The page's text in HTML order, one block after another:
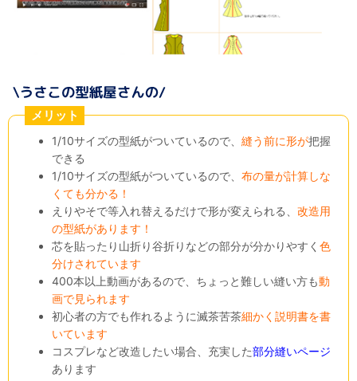
メリット
1/10サイズの型紙がついているので、縫う前に形が把握
できる
1/10サイズの型紙がついているので、布の量が計算しな
くても分かる！
えりやそで等入れ替えるだけで形が変えられる、改造用
の型紙があります！
芯を貼ったり山折り谷折りなどの部分が分かりやすく色
分けされています
400本以上動画があるので、ちょっと難しい縫い方も動
画で見られます
初心者の方でも作れるように滅茶苦茶細かく説明書を書
いています
コスプレなど改造したい場合、充実した部分縫いページ
あります